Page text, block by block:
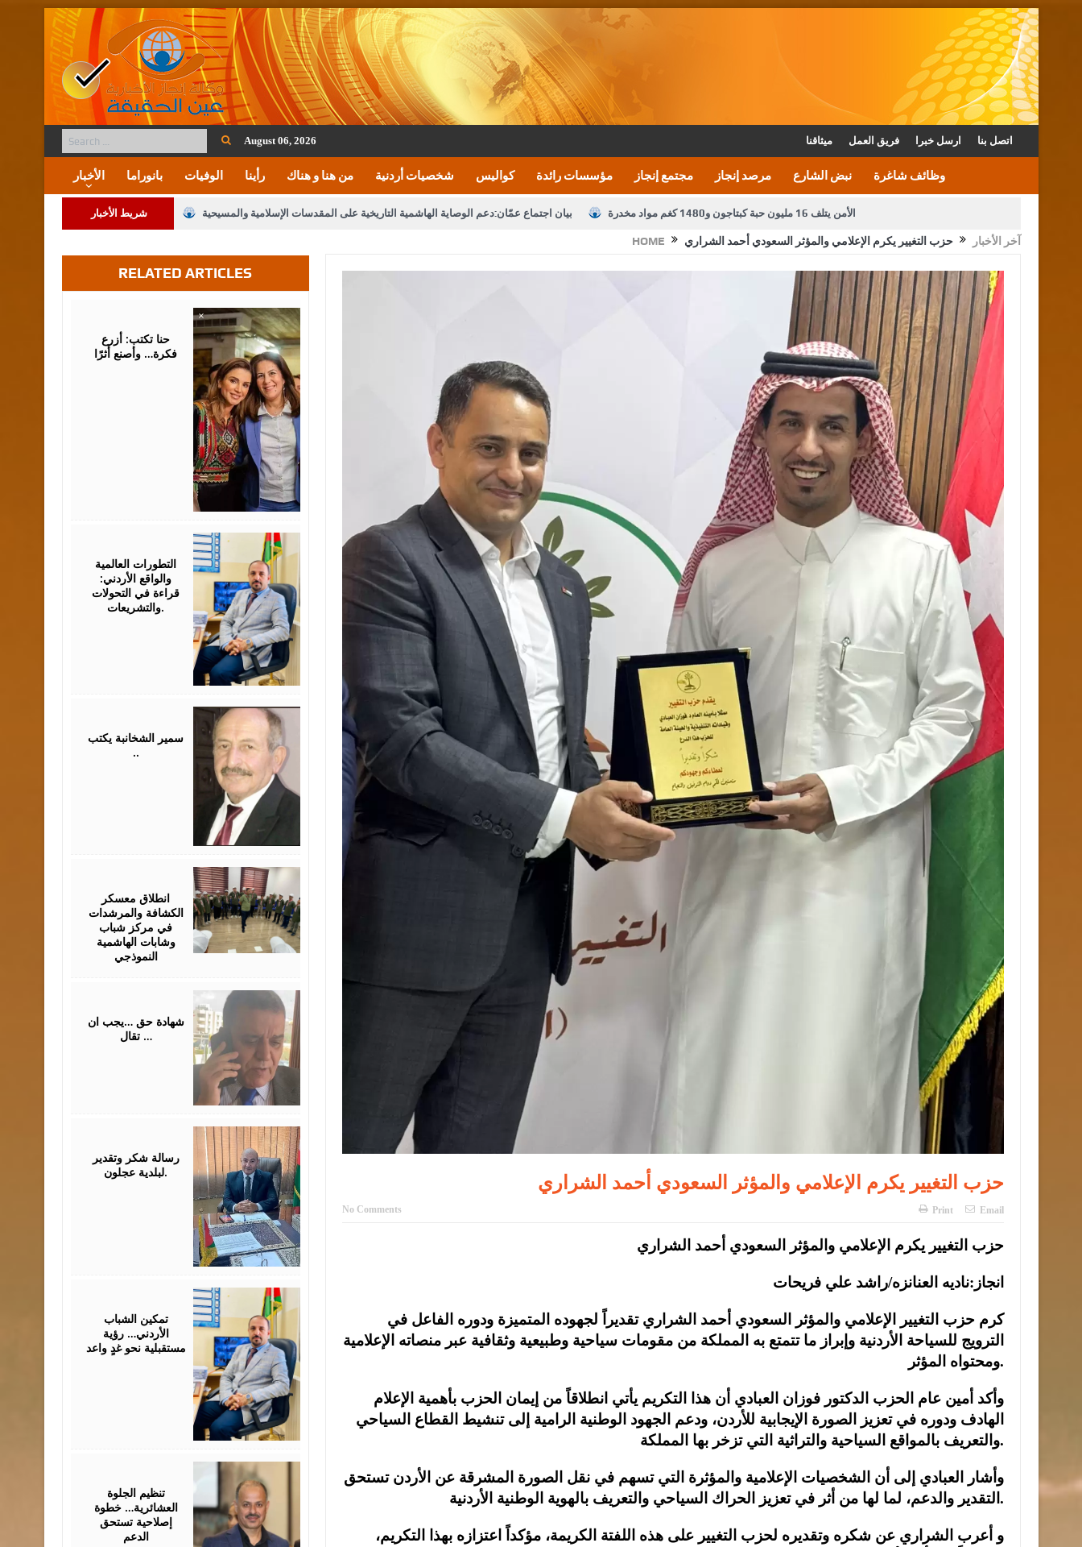
August 06, 2026 ميثاقنا فريق العمل ارسل خبرا اتصل بنا
الأخبار بانوراما الوفيات رأينا من هنا و هناك شخصيات أردنية كواليس مؤسسات رائدة مجتمع إنجاز مرصد إنجاز نبض الشارع وظائف شاغرة
شريط الأخبار بيان اجتماع عمّان:دعم الوصاية الهاشمية التاريخية على المقدسات الإسلامية والمسيحية الأمن يتلف 16 مليون حبة كبتاجون و1480 كغم مواد مخدرة
القاضي يلتقي رؤساء تحرير الصحف اليومية ويؤكد حرص مجلس النواب على شراكة فاعلة مع الإعلام دعوة المكلفين بخدمة العلم (الدفعة الثالثة) إلى مراجعة منصة خدمة العلم
الملك يلتقي مجموعة من رفاق السلاح القاضي محمود أحمد فريحات.. مبارك ومزيدا من التوفيق
عارف بيك فريحات.. مبارك وبكم تزهو المناصب
HOME آخر الأخبار حزب التغيير يكرم الإعلامي والمؤثر السعودي أحمد الشراري
حزب التغيير يكرم الإعلامي والمؤثر السعودي أحمد الشراري
No Comments Print Email
حزب التغيير يكرم الإعلامي والمؤثر السعودي أحمد الشراري
انجاز:ناديه العنانزه/راشد علي فريحات
كرم حزب التغيير الإعلامي والمؤثر السعودي أحمد الشراري تقديراً لجهوده المتميزة ودوره الفاعل في
الترويج للسياحة الأردنية وإبراز ما تتمتع به المملكة من مقومات سياحية وطبيعية وثقافية عبر منصاته الإعلامية
ومحتواه المؤثر.
وأكد أمين عام الحزب الدكتور فوزان العبادي أن هذا التكريم يأتي انطلاقاً من إيمان الحزب بأهمية الإعلام
الهادف ودوره في تعزيز الصورة الإيجابية للأردن، ودعم الجهود الوطنية الرامية إلى تنشيط القطاع السياحي
والتعريف بالمواقع السياحية والتراثية التي تزخر بها المملكة.
وأشار العبادي إلى أن الشخصيات الإعلامية والمؤثرة التي تسهم في نقل الصورة المشرقة عن الأردن تستحق
التقدير والدعم، لما لها من أثر في تعزيز الحراك السياحي والتعريف بالهوية الوطنية الأردنية.
و أعرب الشراري عن شكره وتقديره لحزب التغيير على هذه اللفتة الكريمة، مؤكداً اعتزازه بهذا التكريم،
RELATED ARTICLES
حنا تكتب: أزرع
فكرة… وأصنع أثرًا
التطورات العالمية
والواقع الأردني:
قراءة في التحولات
والتشريعات.
سمير الشخانبة يكتب
..
انطلاق معسكر
الكشافة والمرشدات
في مركز شباب
وشابات الهاشمية
النموذجي
شهادة حق …يجب ان
تقال …
2026
رسالة شكر وتقدير
لبلدية عجلون.
تمكين الشباب
الأردني… رؤية
مستقبلية نحو غدٍ واعد
تنظيم الجلوة
العشائرية… خطوة
إصلاحية تستحق
الدعم